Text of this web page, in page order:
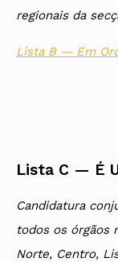
regionais da
Lista B — Em
Lista C — É
Candidatura
todos os órgãos
Norte, Centro,